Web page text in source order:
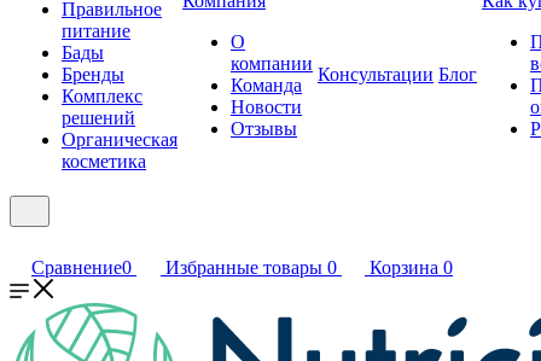
Правильное
питание
Бады
Бренды
Комплекс
решений
Органическая
косметика
О
компании
Команда
Новости
Отзывы
Консультации Блог
Сравнение0 Избранные товары 0 Корзина 0